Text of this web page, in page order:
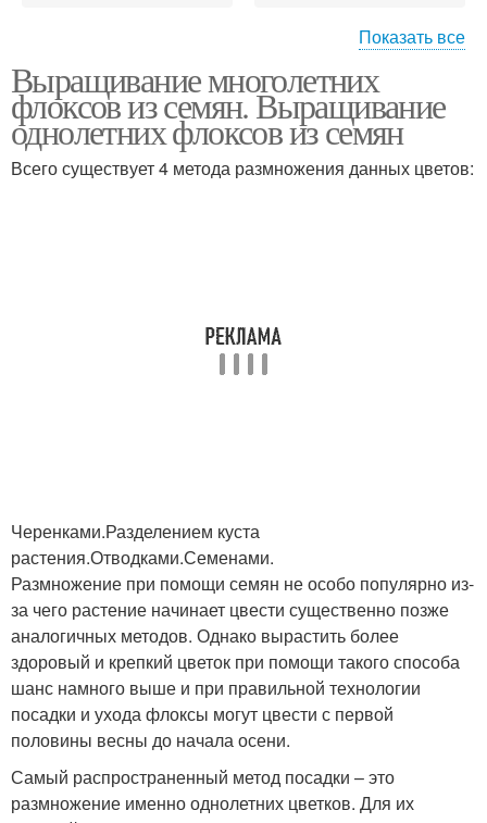
Соседи для флоксов Флоксы с кустарниками
Показать все
Выращивание многолетних
флоксов из семян. Выращивание
однолетних флоксов из семян
Всего существует 4 метода размножения данных цветов:
Черенками.Разделением куста
растения.Отводками.Семенами.
Размножение при помощи семян не особо популярно из-
за чего растение начинает цвести существенно позже
аналогичных методов. Однако вырастить более
здоровый и крепкий цветок при помощи такого способа
шанс намного выше и при правильной технологии
посадки и ухода флоксы могут цвести с первой
половины весны до начала осени.
Самый распространенный метод посадки – это
размножение именно однолетних цветков. Для их